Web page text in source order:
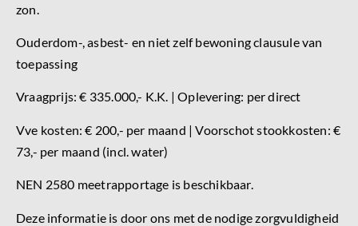
zon.
Ouderdom-, asbest- en niet zelf bewoning clausule van
toepassing
Vraagprijs: € 335.000,- K.K. | Oplevering: per direct
Vve kosten: € 200,- per maand | Voorschot stookkosten: €
73,- per maand (incl. water)
NEN 2580 meetrapportage is beschikbaar.
Deze informatie is door ons met de nodige zorgvuldigheid